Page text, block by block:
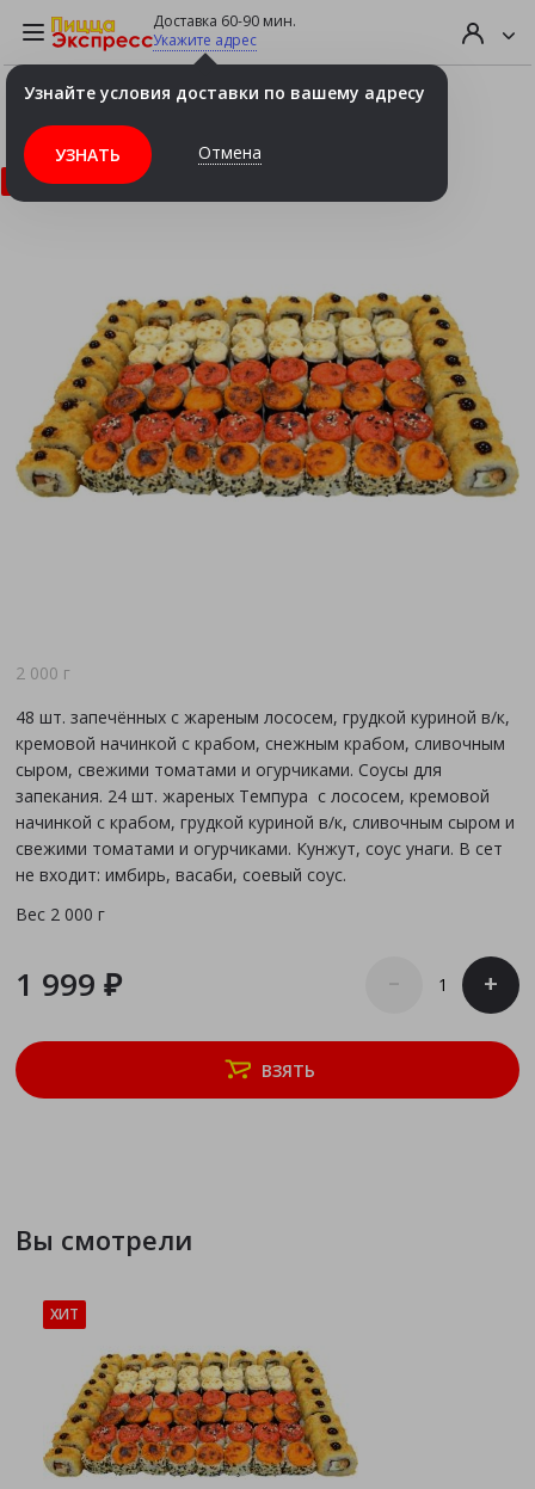
Доставка 60-90 мин.
Укажите адрес
Сет "Горячий" 2кг (72шт.)
ХИТ
2 000 г
48 шт. запечённых с жареным лососем, грудкой куриной в/к,
кремовой начинкой с крабом, снежным крабом, сливочным
сыром, свежими томатами и огурчиками. Соусы для
запекания. 24 шт. жареных Темпура с лососем, кремовой
начинкой с крабом, грудкой куриной в/к, сливочным сыром и
свежими томатами и огурчиками. Кунжут, соус унаги. В сет
не входит: имбирь, васаби, соевый соус.
Вес 2 000 г
1 999 ₽ – +
ВЗЯТЬ
Вы смотрели
ХИТ
Узнайте условия доставки по вашему адресу
УЗНАТЬ Отмена